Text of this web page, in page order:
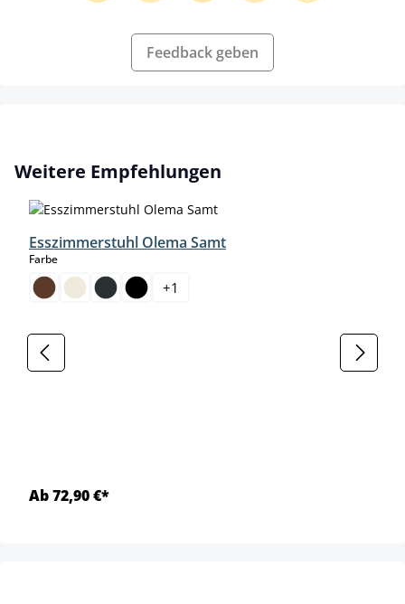
Feedback geben
Produktgalerie überspringen
Weitere Empfehlungen
Esszimmerstuhl Olema Samt
Farbeauswählen
+1
Ab 72,90 €*